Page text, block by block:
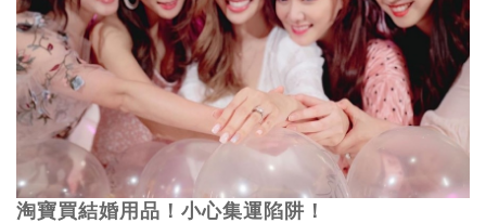
淘寶買結婚用品！小心集運陷阱！